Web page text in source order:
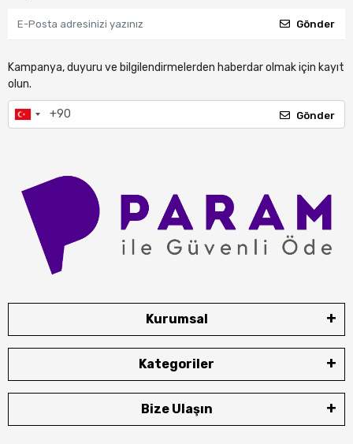
Gönder
Kampanya, duyuru ve bilgilendirmelerden haberdar olmak için kayıt
olun.
Gönder
Kurumsal
Kategoriler
Bize Ulaşın